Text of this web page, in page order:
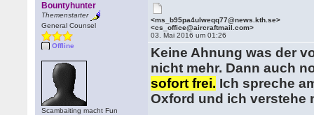
Bountyhunter
Themenstarter
General Counsel
Offline
Scambaiting macht Fun
<ms_b95pa4ulweqq77@news.kth.se>
<cs_office@aircraftmail.com>
03. Mai 2016 um 01:26
Keine Ahnung was der
nicht mehr. Dann auch
sofort frei. Ich spreche
Oxford und ich verstehe